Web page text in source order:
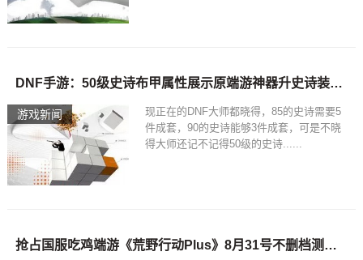
游戏新闻
DNF手游：50级史诗布甲属性展示原端游神器升史诗装备属性增强
现正在的DNF大师都晓得，85的史诗需要5
件成套，90的史诗能够3件成套，可是不晓
得大师还记不记得50级的史诗......
抢占国服吃鸡端游《荒野行动Plus》8月31号不删档测试开启!